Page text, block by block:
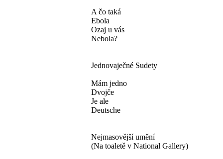
A čo taká
Ebola
Ozaj u vás
Nebola?
Jednovaječné Sudety
Mám jedno
Dvojče
Je ale
Deutsche
Nejmasovější umění
(Na toaletě v National Gallery)